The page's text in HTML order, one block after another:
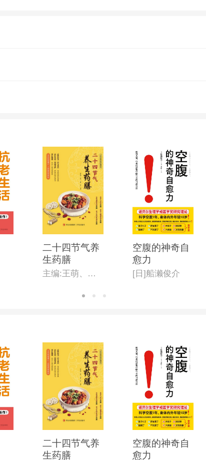
二十四节气养
生药膳
主编:王萌、王平
空腹的神奇自
愈力
[日]船濑俊介
二十四节气养
生药膳
空腹的神奇自
愈力